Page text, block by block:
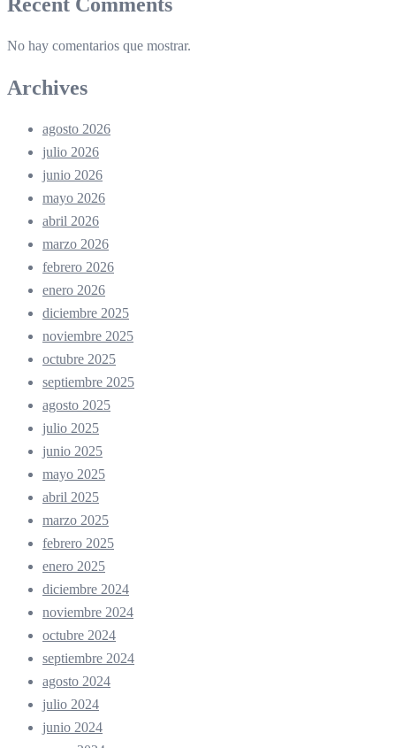
No hay comentarios que mostrar.
Archives
agosto 2026
julio 2026
junio 2026
mayo 2026
abril 2026
marzo 2026
febrero 2026
enero 2026
diciembre 2025
noviembre 2025
octubre 2025
septiembre 2025
agosto 2025
julio 2025
junio 2025
mayo 2025
abril 2025
marzo 2025
febrero 2025
enero 2025
diciembre 2024
noviembre 2024
octubre 2024
septiembre 2024
agosto 2024
julio 2024
junio 2024